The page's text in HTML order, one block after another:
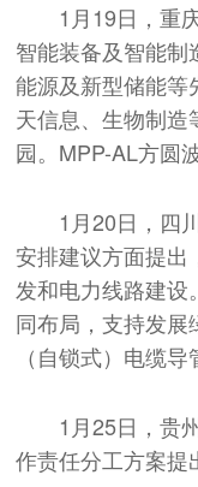
1月19日，重
智能装备及智能
能源及新型储能等
天信息、生物制
园。MPP-AL方圆
1月20日，四
安排建议方面提出
发和电力线路建
同布局，支持发
（自锁式）电缆导
1月25日，贵
作责任分工方案提